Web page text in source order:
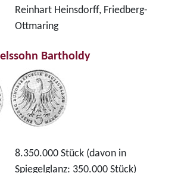
Reinhart Heinsdorff, Friedberg-
Ottmaring
Bartholdy
8.350.000 Stück (davon in
Spiegelglanz: 350.000 Stück)